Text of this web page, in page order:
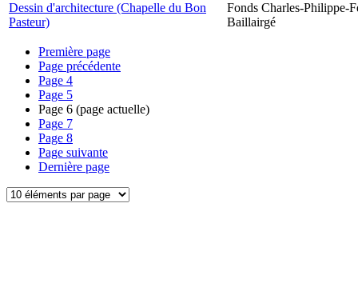
Dessin d'architecture (Chapelle du Bon
Pasteur)
Fonds Charles-Philippe-
Baillairgé
Première page
Page précédente
Page 4
Page 5
Page 6 (page actuelle)
Page 7
Page 8
Page suivante
Dernière page